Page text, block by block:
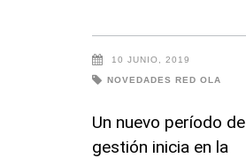
10 JUNIO, 2019
NOVEDADES RED OLA
Un nuevo período de
gestión inicia en la